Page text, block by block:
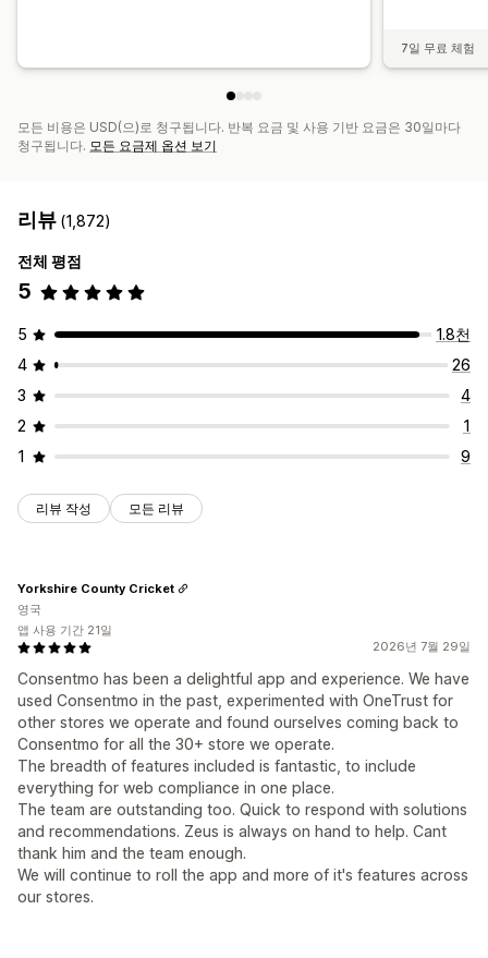
7일 무료 체험
모든 비용은 USD(으)로 청구됩니다. 반복 요금 및 사용 기반 요금은 30일마다
청구됩니다. 모든 요금제 옵션 보기
리뷰 (1,872)
전체 평점
5
5
1.8천
4
26
3
4
2
1
1
9
리뷰 작성 모든 리뷰
2026년 7월 29일
Consentmo has been a delightful app and experience. We have
used Consentmo in the past, experimented with OneTrust for
other stores we operate and found ourselves coming back to
Consentmo for all the 30+ store we operate.
The breadth of features included is fantastic, to include
everything for web compliance in one place.
The team are outstanding too. Quick to respond with solutions
and recommendations. Zeus is always on hand to help. Cant
thank him and the team enough.
We will continue to roll the app and more of it's features across
our stores.
Yorkshire County Cricket
영국
앱 사용 기간 21일